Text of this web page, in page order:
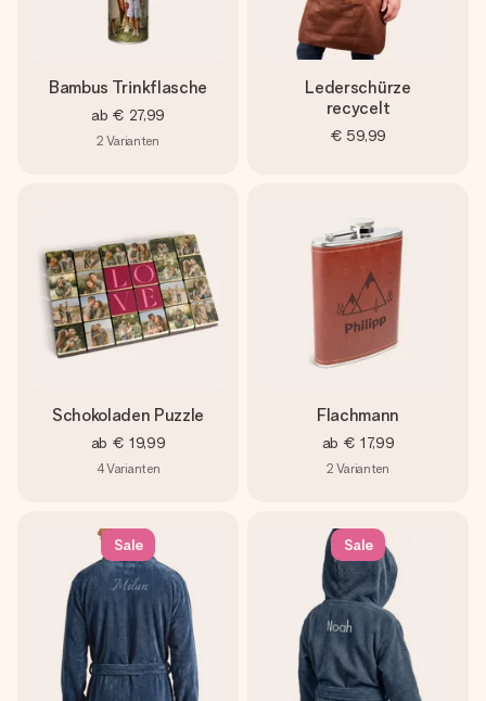
Bambus Trinkflasche
ab € 27,99
2 Varianten
Lederschürze
recycelt
€ 59,99
Schokoladen Puzzle
ab € 19,99
4Varianten
Flachmann
ab € 17,99
2 Varianten
Sale Sale